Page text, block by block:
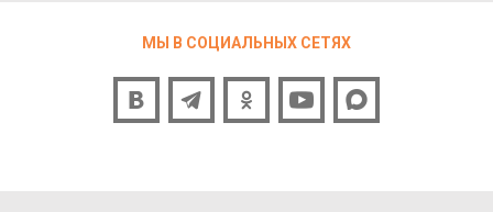
МЫ В СОЦИАЛЬНЫХ СЕТЯХ